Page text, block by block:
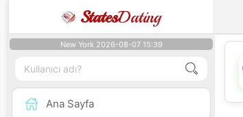
StatesDating
New York 2026-08-07 15:39
Ana Sayfa